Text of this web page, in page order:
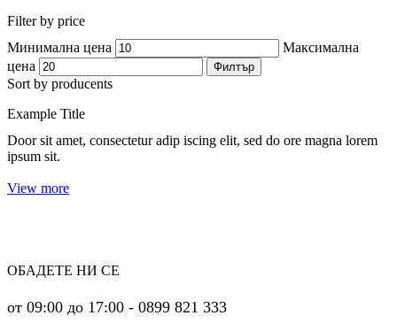
Filter by price
Минимална цена
Максимална
цена
Филтър
Sort by producents
Example Title
Door sit amet, consectetur adip iscing elit, sed do ore magna lorem
ipsum sit.
View more
ОБАДЕТЕ НИ СЕ
от 09:00 до 17:00 - 0899 821 333